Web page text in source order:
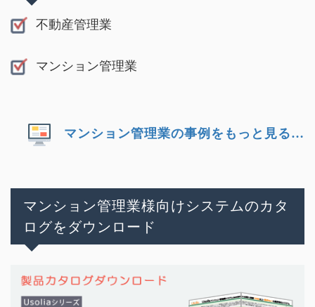
不動産管理業
マンション管理業
マンション管理業の事例をもっと見る…
マンション管理業様向けシステムのカタ
ログをダウンロード